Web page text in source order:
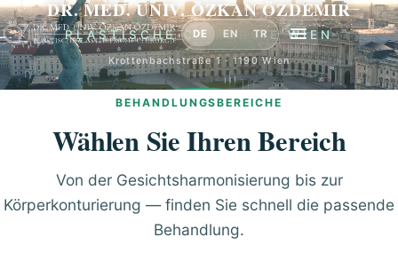
DE EN TR
DR. MED. UNIV. ÖZKAN ÖZDEMIR
PLASTISCHE CHIRURGIE WIEN
Krottenbachstraße 1 · 1190 Wien
BEHANDLUNGSBEREICHE
Wählen Sie Ihren Bereich
Von der Gesichtsharmonisierung bis zur
Körperkonturierung — finden Sie schnell die passende
Behandlung.